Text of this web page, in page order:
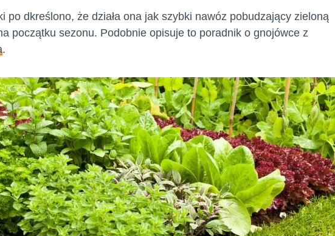
po dkreślono, że działa ona jak szybki nawóz pobudzający zieloną
początku sezonu. Podobnie opisuje to poradnik o gnojówce z
.